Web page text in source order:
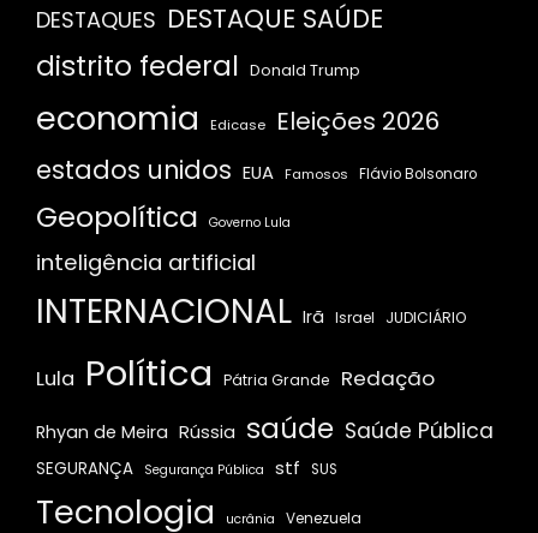
DESTAQUES DESTAQUE SAÚDE
distrito federal Donald Trump
economia Edicase Eleições 2026
estados unidos EUA Famosos Flávio Bolsonaro
Geopolítica Governo Lula
inteligência artificial
INTERNACIONAL Irã Israel JUDICIÁRIO
Lula Política Pátria Grande Redação
Rhyan de Meira Rússia saúde Saúde Pública
SEGURANÇA Segurança Pública stf SUS
Tecnologia ucrânia Venezuela